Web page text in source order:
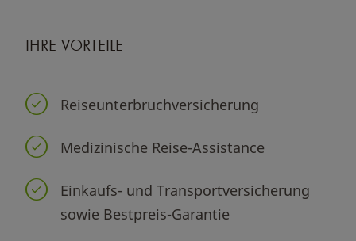
IHRE VORTEILE
Reiseunterbruchversicherung
Medizinische Reise-Assistance
Einkaufs- und Transportversicherung
sowie Bestpreis-Garantie